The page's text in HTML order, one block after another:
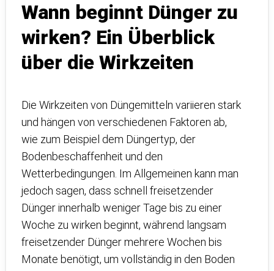
Wann beginnt Dünger zu
wirken? Ein Überblick
über die Wirkzeiten
Die Wirkzeiten von Düngemitteln variieren stark
und hängen von verschiedenen Faktoren ab,
wie zum Beispiel dem Düngertyp, der
Bodenbeschaffenheit und den
Wetterbedingungen. Im Allgemeinen kann man
jedoch sagen, dass schnell freisetzender
Dünger innerhalb weniger Tage bis zu einer
Woche zu wirken beginnt, während langsam
freisetzender Dünger mehrere Wochen bis
Monate benötigt, um vollständig in den Boden